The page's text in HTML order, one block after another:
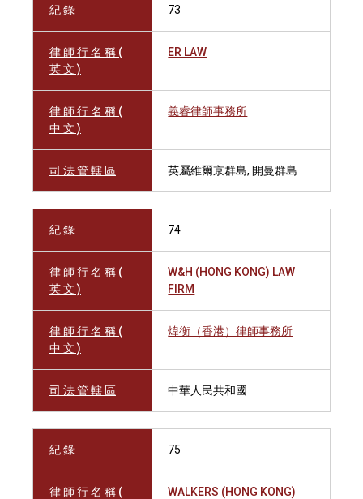
紀 錄 73
律 師 行 名 稱 (
英 文 )
ER LAW
律 師 行 名 稱 (
中 文 )
義睿律師事務所
司 法 管 轄 區 英屬維爾京群島, 開曼群島
紀 錄 74
律 師 行 名 稱 (
英 文 )
W&H (HONG KONG) LAW
FIRM
律 師 行 名 稱 (
中 文 )
煒衡（香港）律師事務所
司 法 管 轄 區 中華人民共和國
紀 錄 75
律 師 行 名 稱 (
WALKERS (HONG KONG)